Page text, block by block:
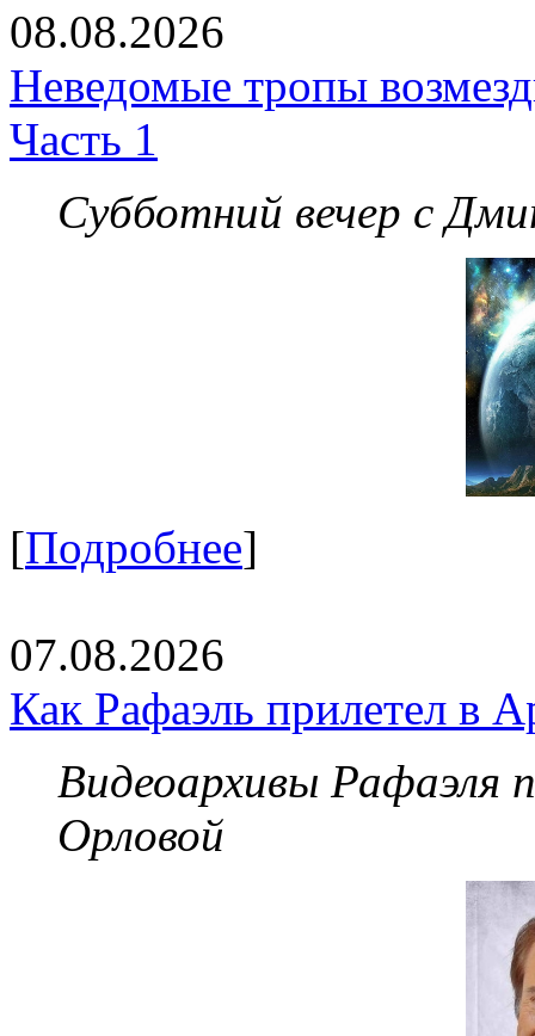
08.08.2026
Неведомые тропы
Часть 1
Субботний вечер с
[Подробнее]
07.08.2026
Как Рафаэль прилетел в
Видеоархивы Рафаэля
Орловой